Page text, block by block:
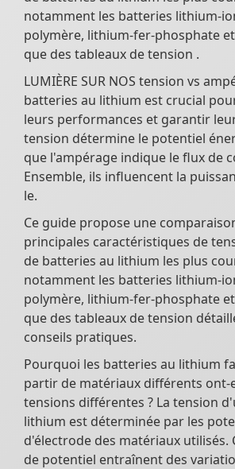
notamment les batteries lithium-
polymère, lithium-fer-phosphate et
que des tableaux de tension .
LUMIÈRE SUR NOS tension vs
batteries au lithium est crucial
leurs performances et garantir
tension détermine le potentiel
que l'ampérage indique le flux de
Ensemble, ils influencent la
le.
Ce guide propose une
principales caractéristiques de
de batteries au lithium les plus
notamment les batteries lithium-
polymère, lithium-fer-phosphate et
que des tableaux de tension
conseils pratiques.
Pourquoi les batteries au lithium
partir de matériaux différents ont-
tensions différentes ? La tension
lithium est déterminée par les
d'électrode des matériaux utilisés.
de potentiel entraînent des